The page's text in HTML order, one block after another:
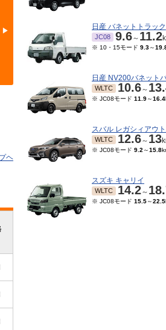
▶
2012/06～2014/03
※ 10・15モード12 ～13km/L
2010/07～2012/
※ 10・15モード12 ～13
ヘ
日産 バネットトラック
JC08 9.6～ 11.2
※ 10・15モード 9.3～
日産 NV200バネット
WLTC 10.6～
※ JC08モード 11.9～16.4
スバル レガシィアウ
WLTC 12.6～ 13
※ JC08モード 9.2 ～15.8
スズキ キャリイ
WLTC 14.2～
※ JC08モード 15.5～22.5